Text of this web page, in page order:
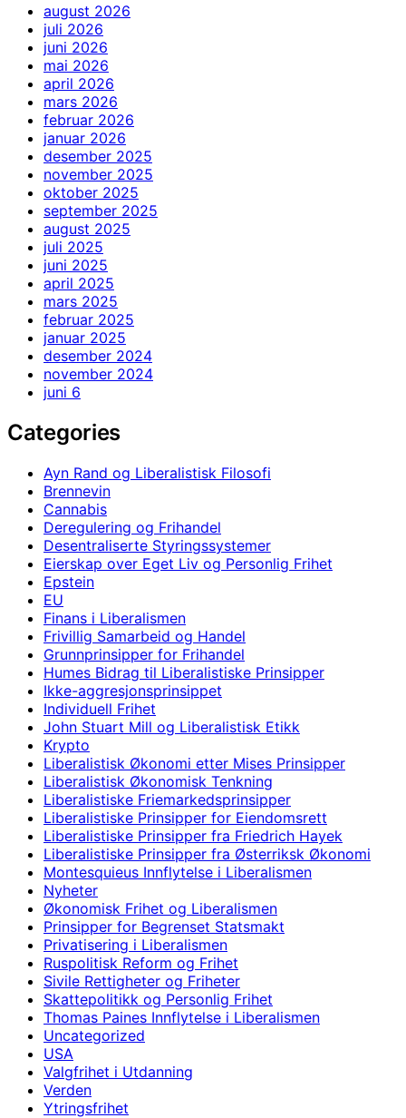
august 2026
juli 2026
juni 2026
mai 2026
april 2026
mars 2026
februar 2026
januar 2026
desember 2025
november 2025
oktober 2025
september 2025
august 2025
juli 2025
juni 2025
april 2025
mars 2025
februar 2025
januar 2025
desember 2024
november 2024
juni 6
Categories
Ayn Rand og Liberalistisk Filosofi
Brennevin
Cannabis
Deregulering og Frihandel
Desentraliserte Styringssystemer
Eierskap over Eget Liv og Personlig Frihet
Epstein
EU
Finans i Liberalismen
Frivillig Samarbeid og Handel
Grunnprinsipper for Frihandel
Humes Bidrag til Liberalistiske Prinsipper
Ikke-aggresjonsprinsippet
Individuell Frihet
John Stuart Mill og Liberalistisk Etikk
Krypto
Liberalistisk Økonomi etter Mises Prinsipper
Liberalistisk Økonomisk Tenkning
Liberalistiske Friemarkedsprinsipper
Liberalistiske Prinsipper for Eiendomsrett
Liberalistiske Prinsipper fra Friedrich Hayek
Liberalistiske Prinsipper fra Østerriksk Økonomi
Montesquieus Innflytelse i Liberalismen
Nyheter
Økonomisk Frihet og Liberalismen
Prinsipper for Begrenset Statsmakt
Privatisering i Liberalismen
Ruspolitisk Reform og Frihet
Sivile Rettigheter og Friheter
Skattepolitikk og Personlig Frihet
Thomas Paines Innflytelse i Liberalismen
Uncategorized
USA
Valgfrihet i Utdanning
Verden
Ytringsfrihet